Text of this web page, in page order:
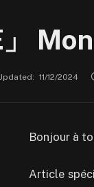
」
11/12/2024
Bonjour à
Article